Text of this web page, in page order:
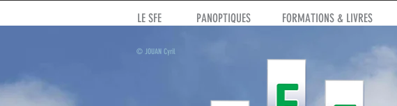
© JOUAN Cyril
LE SFE PANOPTIQUES FORMATIONS & LIVRES